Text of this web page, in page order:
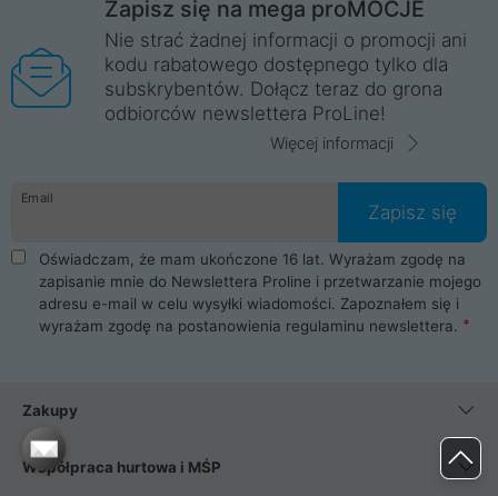
Zapisz się na mega proMOCJE
Nie strać żadnej informacji o promocji ani
kodu rabatowego dostępnego tylko dla
subskrybentów. Dołącz teraz do grona
odbiorców newslettera ProLine!
Więcej informacji
Email
Zapisz się
Oświadczam, że mam ukończone 16 lat. Wyrażam zgodę na
zapisanie mnie do Newslettera Proline i przetwarzanie mojego
adresu e-mail w celu wysyłki wiadomości. Zapoznałem się i
wyrażam zgodę na postanowienia regulaminu newslettera.
Zakupy
Współpraca hurtowa i MŚP